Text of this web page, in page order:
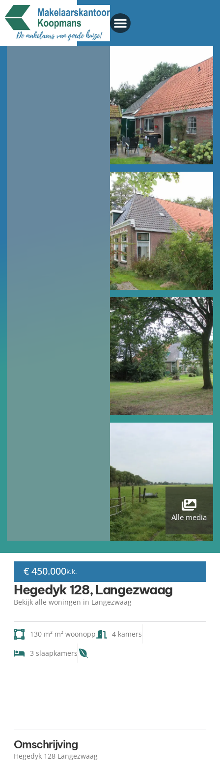
Alle media
€ 450.000k.k.
Hegedyk 128, Langezwaag
Bekijk alle woningen in Langezwaag
130 m² m² woonopp 4 kamers
3 slaapkamers
Omschrijving
Hegedyk 128 Langezwaag